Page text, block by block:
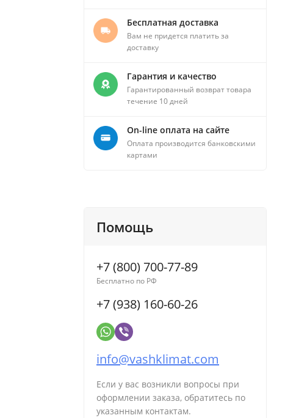
Бесплатная доставка
Вам не придется платить за
доставку
Гарантия и качество
Гарантированный возврат товара
течение 10 дней
On-line оплата на сайте
Оплата производится банковскими
картами
Помощь
+7 (800) 700-77-89
Бесплатно по РФ
+7 (938) 160-60-26
info@vashklimat.com
Если у вас возникли вопросы при
оформлении заказа, обратитесь по
указанным контактам.